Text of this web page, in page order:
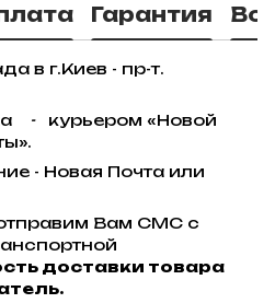
Гарантия
в г.Киев - пр-т.
-курьером «Новой
- Новая Почта или
Вам СМС с
доставки товара